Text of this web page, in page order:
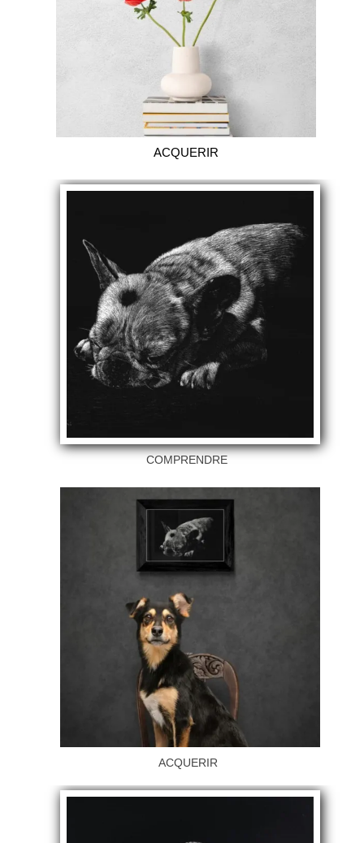
ACQUERIR
COMPRENDRE
ACQUERIR